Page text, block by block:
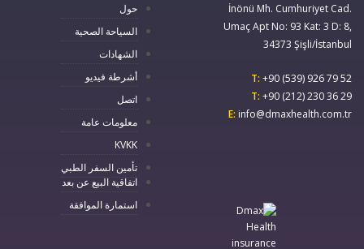
حول
السياحة الصحية
الشهادات
أشرطة فيديو
اتصل
معلومات عامة
KVKK
تأمين السفر الطبي
اتفاقية البيع عن بعد
استمارة الموافقة
İnönü Mh. Cumhuriyet Cad.
Umaç Apt No: 93 Kat: 3 D: 8,
34373 Şişli/İstanbul
T: +90 (539) 926 79 52
T: +90 (212) 230 36 29
E: info@dmaxhealth.com.tr